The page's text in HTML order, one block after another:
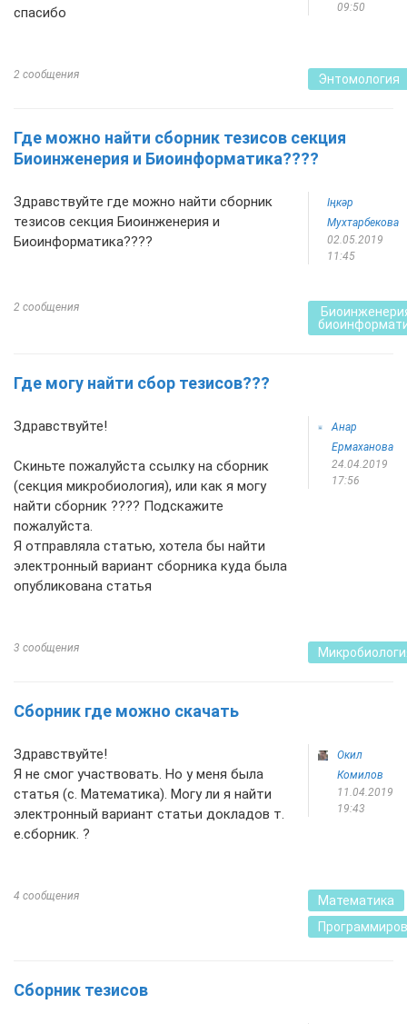
спасибо
09:50
2 сообщения Энтомология
Где можно найти сборник тезисов секция
Биоинженерия и Биоинформатика????
Здравствуйте где можно найти сборник
тезисов секция Биоинженерия и
Биоинформатика????
Іңкәр
Мухтарбекова
02.05.2019
11:45
2 сообщения
Где могу найти сбор тезисов???
Здравствуйте!
Скиньте пожалуйста ссылку на сборник
(секция микробиология), или как я могу
найти сборник ???? Подскажите
пожалуйста.
Я отправляла статью, хотела бы найти
электронный вариант сборника куда была
опубликована статья
Анар
Ермаханова
24.04.2019
17:56
3 сообщения
Сборник где можно скачать
Здравствуйте!
Я не смог участвовать. Но у меня была
статья (с. Математика). Могу ли я найти
электронный вариант статьи докладов т.
е.сборник. ?
Окил
Комилов
11.04.2019
19:43
4 сообщения
Математика
Сборник тезисов